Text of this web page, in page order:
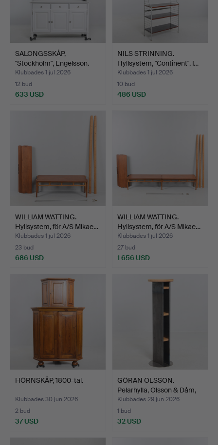
SALONGSSKÅP,
"Stockholm", Engelsson.
Klubbades 1 jul 2026
12 bud
633 USD
NILS STRINNING.
Hyllsystem, "Continent", f…
Klubbades 1 jul 2026
10 bud
486 USD
WILLIAM WATTING.
Hyllsystem, för A/S Mikae…
Klubbades 1 jul 2026
23 bud
686 USD
WILLIAM WATTING.
Hyllsystem, för A/S Mikae…
Klubbades 1 jul 2026
27 bud
1 656 USD
HÖRNSKÅP, 1800-tal.
Klubbades 30 jun 2026
2 bud
37 USD
GÖRAN OLSSON.
Pelarhylla, Olsson & Dåm,
19…
Klubbades 29 jun 2026
1 bud
32 USD